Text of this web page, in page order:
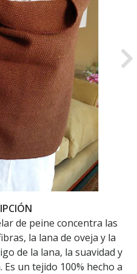
de peine concentra las
la lana de oveja y la
de la lana, la suavidad y
un tejido 100% hecho a